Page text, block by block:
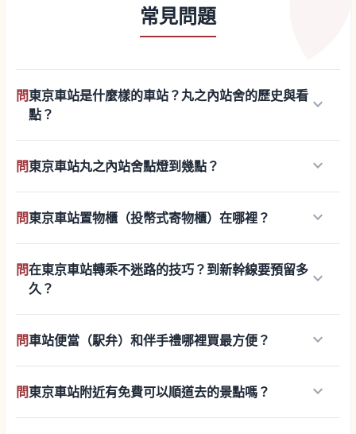
常見問題
問東京車站是什麼樣的車站？丸之內站舍的歷史與看
點？
keyboard_arrow_down
問東京車站丸之內站舍點燈到幾點？ keyboard_arrow_down
問東京車站置物櫃（投幣式寄物櫃）在哪裡？ keyboard_arrow_down
問在東京車站轉乘不迷路的技巧？到新幹線要預留多
久？
keyboard_arrow_down
問車站便當（駅弁）和伴手禮哪裡買最方便？ keyboard_arrow_down
問東京車站附近有免費可以順道去的景點嗎？ keyboard_arrow_down